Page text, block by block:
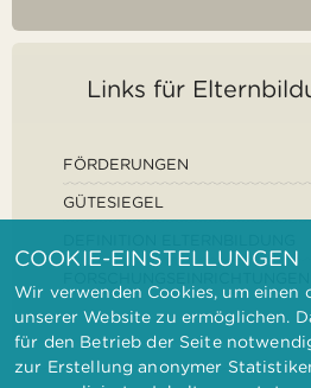
Links für
FÖRDERUNGEN
GÜTESIEGEL
COOKIE-EINSTELLUNGEN
Wir verwenden Cookies, um einen
unserer Website zu ermöglichen.
für den Betrieb der Seite
zur Erstellung anonymer